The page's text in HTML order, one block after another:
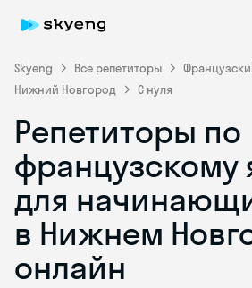
Skyeng Все репетиторы
Нижний Новгород
С нуля
Репетиторы по
французскому
для
в Нижнем
онлайн
Skyeng Chat